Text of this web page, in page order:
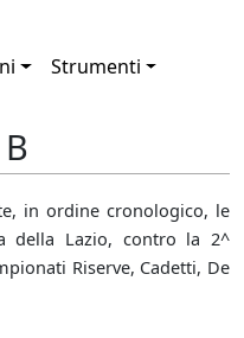
Strumenti
in ordine cronologico, le
della Lazio, contro la 2^
Riserve, Cadetti, De